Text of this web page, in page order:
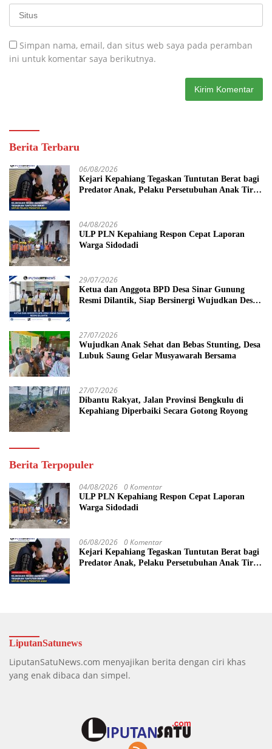
Simpan nama, email, dan situs web saya pada peramban
ini untuk komentar saya berikutnya.
Berita Terbaru
06/08/2026
Kejari Kepahiang Tegaskan Tuntutan Berat bagi
Predator Anak, Pelaku Persetubuhan Anak Tiri
04/08/2026
ULP PLN Kepahiang Respon Cepat Laporan
Warga Sidodadi
29/07/2026
Ketua dan Anggota BPD Desa Sinar Gunung
Resmi Dilantik, Siap Bersinergi Wujudkan Desa
27/07/2026
Wujudkan Anak Sehat dan Bebas Stunting, Desa
Lubuk Saung Gelar Musyawarah Bersama
27/07/2026
Dibantu Rakyat, Jalan Provinsi Bengkulu di
Kepahiang Diperbaiki Secara Gotong Royong
Berita Terpopuler
04/08/2026 0 Komentar
ULP PLN Kepahiang Respon Cepat Laporan
Warga Sidodadi
06/08/2026 0 Komentar
Kejari Kepahiang Tegaskan Tuntutan Berat bagi
Predator Anak, Pelaku Persetubuhan Anak Tiri
LiputanSatunews
LiputanSatuNews.com menyajikan berita dengan ciri khas
yang enak dibaca dan simpel.